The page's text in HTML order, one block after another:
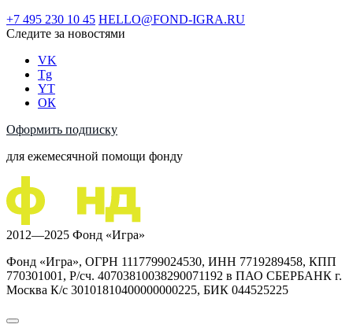
+7 495 230 10 45 HELLO@FOND-IGRA.RU
Следите за новостями
VK
Tg
YT
ОК
Оформить подписку
для ежемесячной помощи фонду
2012—2025 Фонд «Игра»
Фонд «Игра», ОГРН 1117799024530, ИНН 7719289458, КПП
770301001, Р/сч. 40703810038290071192 в ПАО СБЕРБАНК г.
Москва К/с 30101810400000000225, БИК 044525225